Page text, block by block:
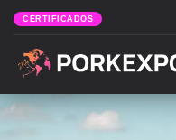
CERTIFICADOS